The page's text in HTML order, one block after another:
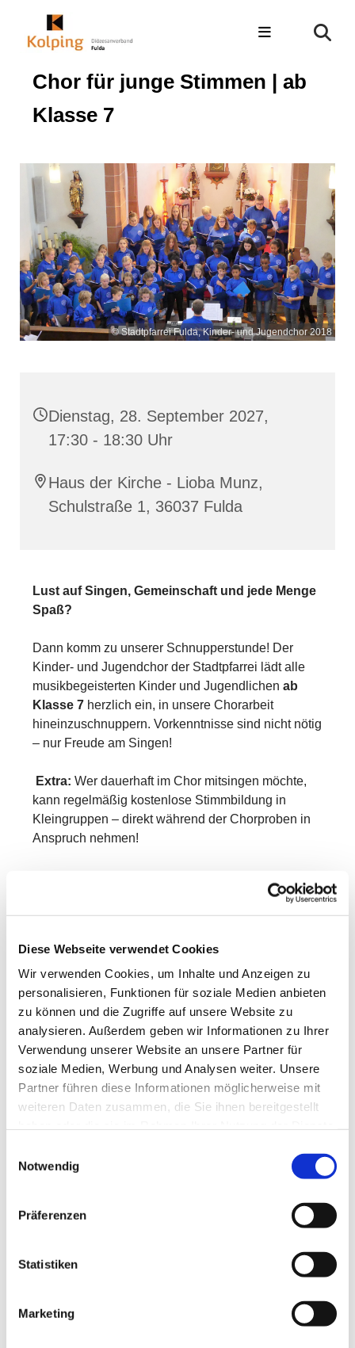
Diese Webseite verwendet Cookies
Wir verwenden Cookies, um Inhalte und Anzeigen zu
personalisieren, Funktionen für soziale Medien anbieten
zu können und die Zugriffe auf unsere Website zu
analysieren. Außerdem geben wir Informationen zu Ihrer
Verwendung unserer Website an unsere Partner für
soziale Medien, Werbung und Analysen weiter. Unsere
Partner führen diese Informationen möglicherweise mit
weiteren Daten zusammen, die Sie ihnen bereitgestellt
Notwendig
Präferenzen
Statistiken
Marketing
Chor für junge Stimmen | ab
Klasse 7
© Stadtpfarrei Fulda, Kinder- und Jugendchor 2018
Dienstag, 28. September 2027,
17:30 - 18:30 Uhr
Haus der Kirche - Lioba Munz,
Schulstraße 1, 36037 Fulda
Lust auf Singen, Gemeinschaft und jede Menge
Spaß?
Dann komm zu unserer Schnupperstunde! Der
Kinder- und Jugendchor der Stadtpfarrei lädt alle
musikbegeisterten Kinder und Jugendlichen ab
Klasse 7 herzlich ein, in unsere Chorarbeit
hineinzuschnuppern. Vorkenntnisse sind nicht nötig
– nur Freude am Singen!
Extra: Wer dauerhaft im Chor mitsingen möchte,
kann regelmäßig kostenlose Stimmbildung in
Kleingruppen – direkt während der Chorproben in
Anspruch nehmen!
Eine Anmeldung zur Schnupperstunde ist nicht
erforderlich. Einfach vorbeikommen und lossingen.
Weitere Infos bei Johannes Haubs unter 0661 - 500
56 35
Wir freuen uns auf Dich!